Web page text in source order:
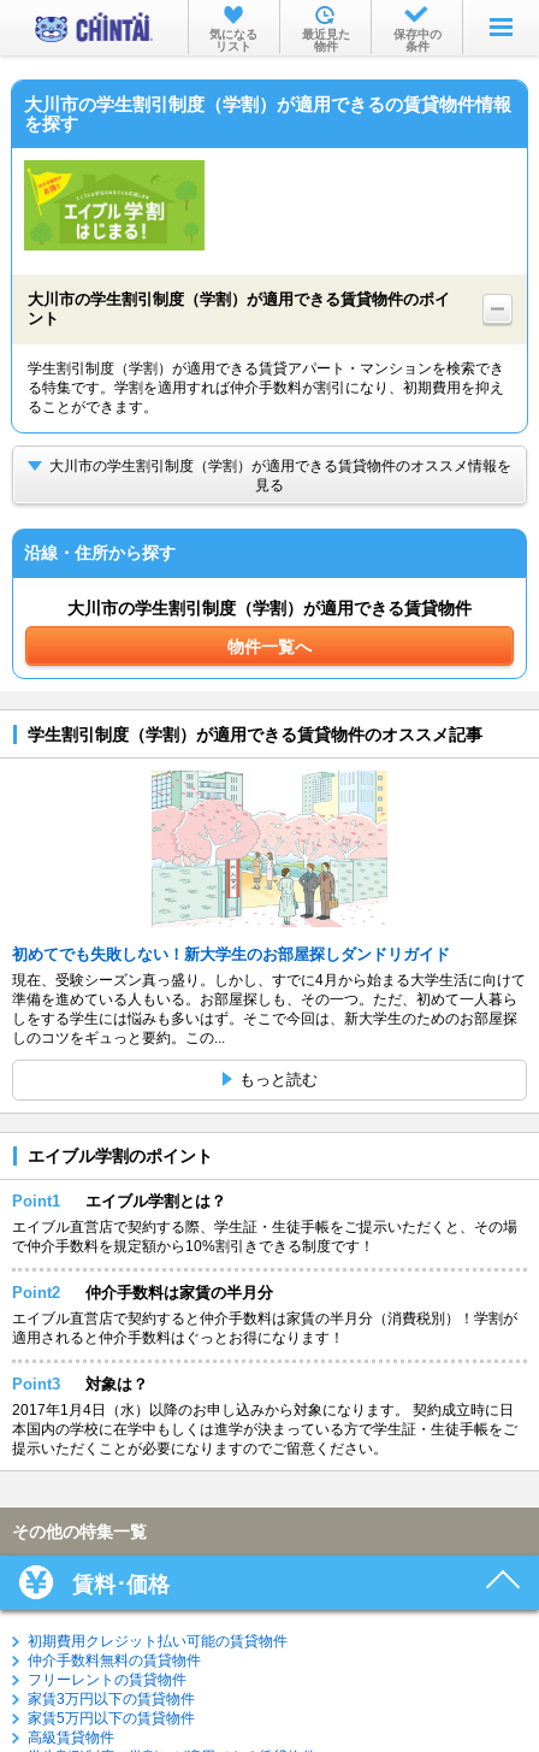
お部屋を探す
沿線・駅から
不動産会社から
気になる
リスト
最近見た
物件
保存中の
条件
大川市の学生割引制度（学割）が適用できるの賃貸物件情報
を探す
大川市の学生割引制度（学割）が適用できる賃貸物件のポイ
ント
学生割引制度（学割）が適用できる賃貸アパート・マンションを検索でき
る特集です。学割を適用すれば仲介手数料が割引になり、初期費用を抑え
ることができます。
大川市の学生割引制度（学割）が適用できる賃貸物件のオススメ情報を
見る
沿線・住所から探す
大川市の学生割引制度（学割）が適用できる賃貸物件
物件一覧へ
学生割引制度（学割）が適用できる賃貸物件のオススメ記事
初めてでも失敗しない！新大学生のお部屋探しダンドリガイド
現在、受験シーズン真っ盛り。しかし、すでに4月から始まる大学生活に向けて
準備を進めている人もいる。お部屋探しも、その一つ。ただ、初めて一人暮ら
しをする学生には悩みも多いはず。そこで今回は、新大学生のためのお部屋探
しのコツをギュっと要約。この...
もっと読む
エイブル学割のポイント
Point1 エイブル学割とは？
エイブル直営店で契約する際、学生証・生徒手帳をご提示いただくと、その場
で仲介手数料を規定額から10%割引きできる制度です！
Point2 仲介手数料は家賃の半月分
エイブル直営店で契約すると仲介手数料は家賃の半月分（消費税別）！学割が
適用されると仲介手数料はぐっとお得になります！
Point3 対象は？
2017年1月4日（水）以降のお申し込みから対象になります。 契約成立時に日
本国内の学校に在学中もしくは進学が決まっている方で学生証・生徒手帳をご
提示いただくことが必要になりますのでご留意ください。
その他の特集一覧
賃料･価格
初期費用クレジット払い可能の賃貸物件
仲介手数料無料の賃貸物件
フリーレントの賃貸物件
家賃3万円以下の賃貸物件
家賃5万円以下の賃貸物件
高級賃貸物件